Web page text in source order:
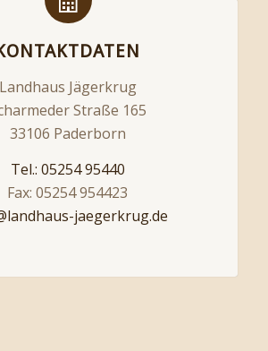
Landhaus Jägerkrug
Straße 165
33106 Paderborn
Tel.: 05254 95440
Fax: 05254 954423
jaegerkrug.de